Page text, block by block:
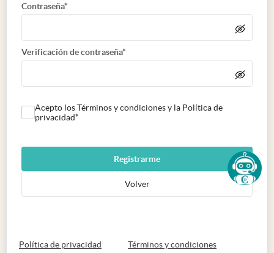
Contraseña*
Verificación de contraseña*
Acepto los Términos y condiciones y la Política de
privacidad*
Registrarme
Volver
Política de privacidad abre en nueva pestaña
Términos y condicionesabre en nueva